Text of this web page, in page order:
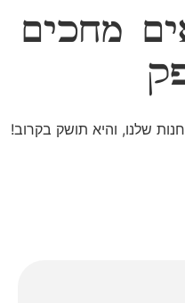
מחכים
שלנו, והיא תושק בקרוב!